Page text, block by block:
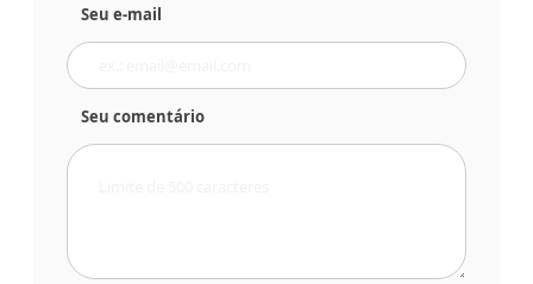
Seu e-mail
Seu comentário